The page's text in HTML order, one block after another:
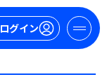
ログイン